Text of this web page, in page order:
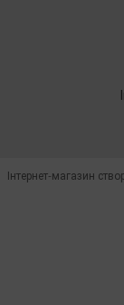
Інтернет-магазин